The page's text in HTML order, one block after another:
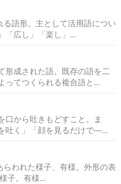
語形。主として活用語につい
「広し」「楽し」...
形成された語。既存の語を二
ってつくられる複合語と...
口から吐きもどすこと。ま
吐く」「顔を見るだけで―...
らわれた様子、有様。外形の表
子。有様...